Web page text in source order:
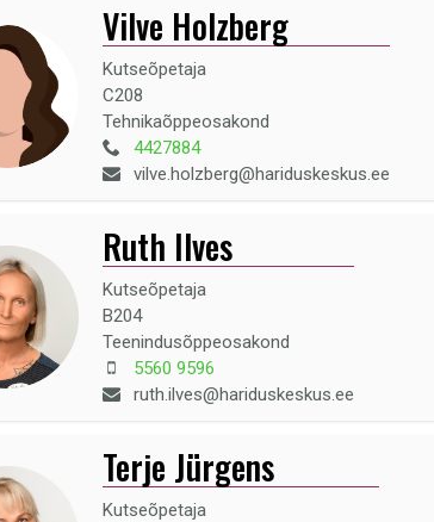
Vilve Holzberg
Kutseõpetaja
C208
Tehnikaõppeosakond
4427884
vilve.holzberg@hariduskeskus.ee
Ruth Ilves
Kutseõpetaja
B204
Teenindusõppeosakond
5560 9596
ruth.ilves@hariduskeskus.ee
Terje Jürgens
Kutseõpetaja